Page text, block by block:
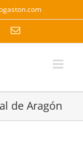
Correo
de Aragón